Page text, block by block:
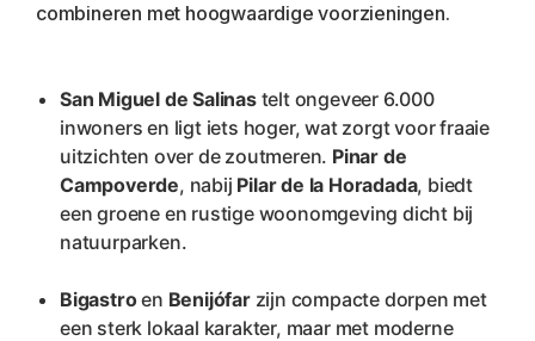
combineren met hoogwaardige voorzieningen.
San Miguel de Salinas telt ongeveer 6.000
inwoners en ligt iets hoger, wat zorgt voor fraaie
uitzichten over de zoutmeren. Pinar de
Campoverde, nabij Pilar de la Horadada, biedt
een groene en rustige woonomgeving dicht bij
natuurparken.
Bigastro en Benijófar zijn compacte dorpen met
een sterk lokaal karakter, maar met moderne